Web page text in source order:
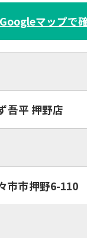
Googleマップで
吾平 押野店
市市押野6-110